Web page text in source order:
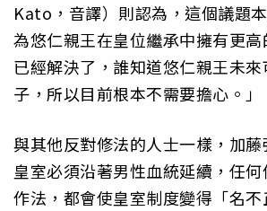
Kato，音譯）則認為，這個議題
為悠仁親王在皇位繼承中擁有更
已經解決了，誰知道悠仁親王未
子，所以目前根本不需要擔心。」
與其他反對修法的人士一樣，加
皇室必須沿著男性血統延續，任
作法，都會使皇室制度變得「名不